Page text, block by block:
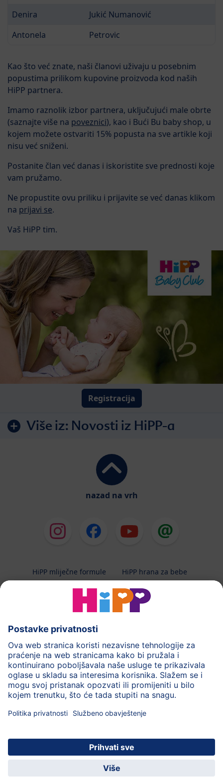
Denira
Jukić Numanović
Antonela
Petrovic
Kao što već znate, naši članovi uživaju u posebnim
popustima prilikom kupovine proizvoda kod naših
HiPP partnera.
Imamo raznolik izbor partnera, uključujući male obrte
(saznajte više na poveznici), kao i Bući Bu baby shop, u
kojem možete ostvariti 15% popusta na sve artikle koji
nisu već sniženi.
Postanite član već danas i iskoristite sve prednosti koje
vam pružamo.
Ne propustite ovu priliku i prijavite se već danas klikom
na prijavi se.
Vaš HiPP tim.
Registracija
Više iz: Novosti iz HiPP-a
nazad na vrh
HiPP mliječne formule
HiPP hrana za bebe
HiPP njega
HiPP trudnoća
Terapeutska dijeta
Zaštita podataka i upute za korištenj
Uvjeti korištenja
Impressum
Kontakt
O HiPP-u
© 2026 HiPP
Uživajte u mnogim